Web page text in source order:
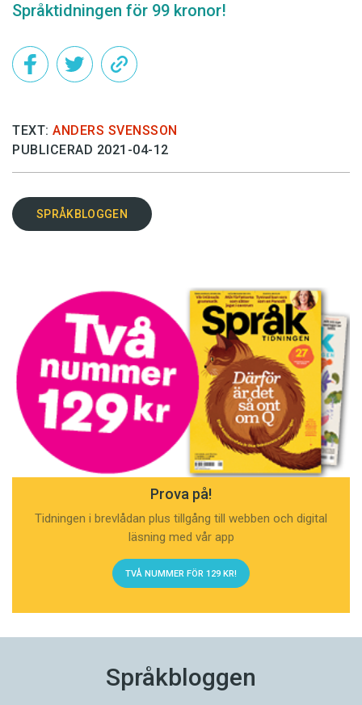
Språktidningen för 99 kronor!
TEXT: ANDERS SVENSSON
PUBLICERAD 2021-04-12
SPRÅKBLOGGEN
Prova på!
Tidningen i brevlådan plus tillgång till webben och digital
läsning med vår app
TVÅ NUMMER FÖR 129 KR!
Språkbloggen